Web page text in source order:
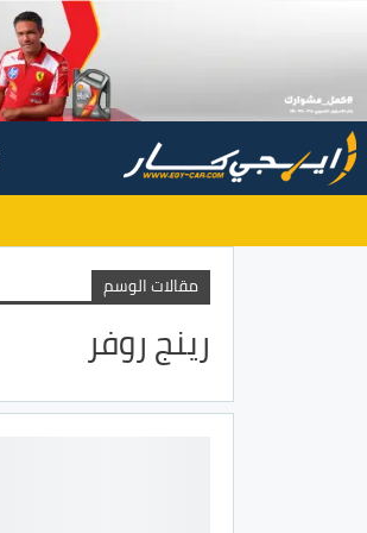
مقالات الوسم
رينج روفر